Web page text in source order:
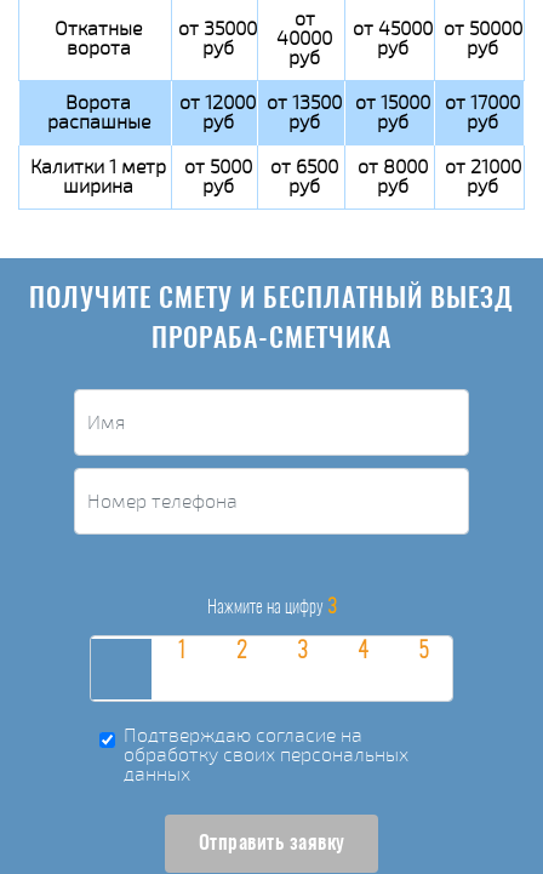
Откатные
ворота
от 35000
руб
от
40000
руб
от 45000
руб
от 50000
руб
Ворота
распашные
от 12000
руб
от 13500
руб
от 15000
руб
от 17000
руб
Калитки 1 метр
ширина
от 5000
руб
от 6500
руб
от 8000
руб
от 21000
руб
ПОЛУЧИТЕ СМЕТУ И БЕСПЛАТНЫЙ ВЫЕЗД
ПРОРАБА-СМЕТЧИКА
Нажмите на цифру 3
Подтверждаю согласие на
обработку своих персональных
данных
Отправить заявку